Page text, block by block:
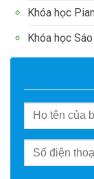
Khóa học
Khóa học